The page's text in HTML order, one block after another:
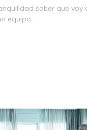
saber que voy
equipo